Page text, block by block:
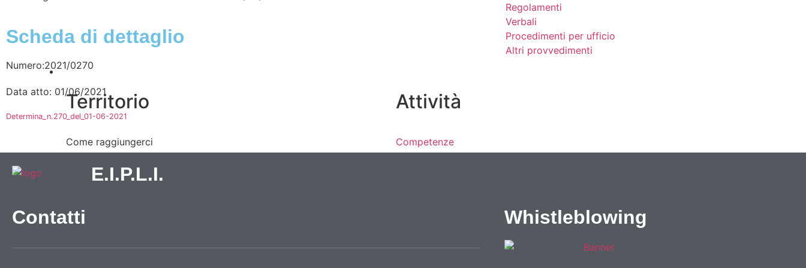
Regolamenti
Verbali
Procedimenti per ufficio
Altri provvedimenti
Vivere l’Ente
Territorio
Come raggiungerci
Galleria immagini
Attività
Competenze
Notizie
Scheda di dettaglio
Numero:2021/0270
Data atto: 01/06/2021
Determina_n.270_del_01-06-2021
E.I.P.L.I.
Contatti
Whistleblowing